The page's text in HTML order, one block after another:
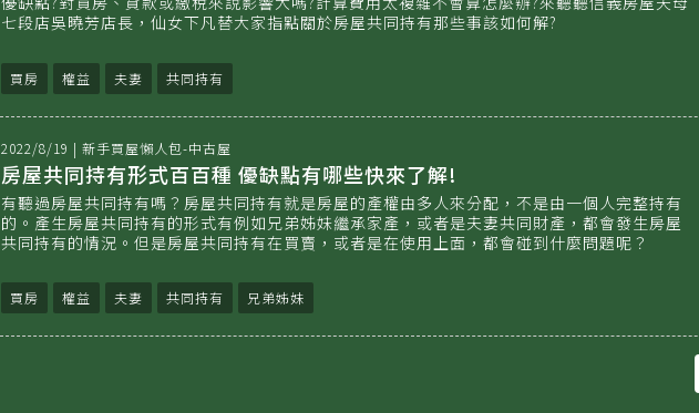
七段店吳曉芳店長，仙女下凡替大家指點關於房屋共同持有那些事該如何解?
買房 權益 夫妻 共同持有
2022/8/19 | 新手買屋懶人包-中古屋
房屋共同持有形式百百種 優缺點有哪些快來了解!
有聽過房屋共同持有嗎？房屋共同持有就是房屋的產權由多人來分配，不是由一個人完整持有
的。產生房屋共同持有的形式有例如兄弟姊妹繼承家產，或者是夫妻共同財產，都會發生房屋
共同持有的情況。但是房屋共同持有在買賣，或者是在使用上面，都會碰到什麼問題呢？
買房 權益 夫妻 共同持有 兄弟姊妹